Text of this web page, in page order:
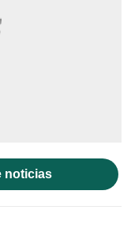
noticias